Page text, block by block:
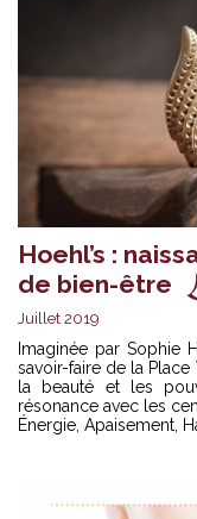
Hoehl’s :
de bien-être
Juillet 2019
Imaginée par Sophie
savoir-faire de la
la beauté et les
résonance avec les
Énergie, Apaisement,